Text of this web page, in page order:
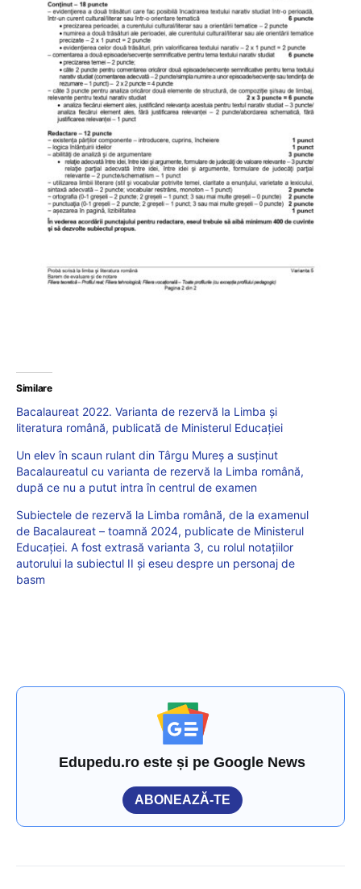
Similare
Bacalaureat 2022. Varianta de rezervă la Limba și
literatura română, publicată de Ministerul Educației
Un elev în scaun rulant din Târgu Mureș a susținut
Bacalaureatul cu varianta de rezervă la Limba română,
după ce nu a putut intra în centrul de examen
Subiectele de rezervă la Limba română, de la examenul
de Bacalaureat – toamnă 2024, publicate de Ministerul
Educației. A fost extrasă varianta 3, cu rolul notațiilor
autorului la subiectul II și eseu despre un personaj de
basm
Edupedu.ro este și pe Google News
ABONEAZĂ-TE